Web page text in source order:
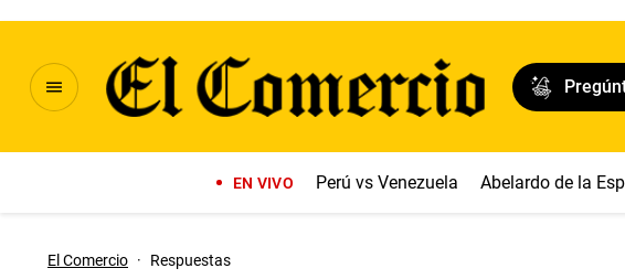
EN VIVO Perú vs Venezuela Abelardo de la
El Comercio · Respuestas